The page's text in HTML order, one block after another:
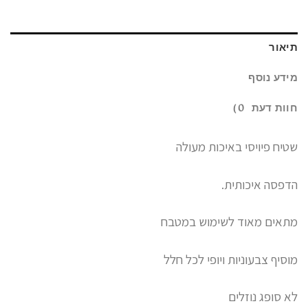
תיאור
מידע נוסף
חוות דעת (0)
שטיח פיויסי באיכות מעולה
הדפסה איכותית.
מתאים מאוד לשימוש במטבח
מוסיף צבעוניות ויופי לכל חלל
לא סופג נוזלים